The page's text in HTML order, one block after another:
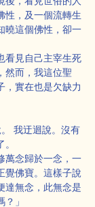
性，及一個流轉生
曉這個佛性，卻一
看見自己主宰生死
然而，我這位聖
，實在也是欠缺力
我迂迴說。沒有
萬念歸於一念，一
覺佛寶。這樣子說
達無念，此無念是
」